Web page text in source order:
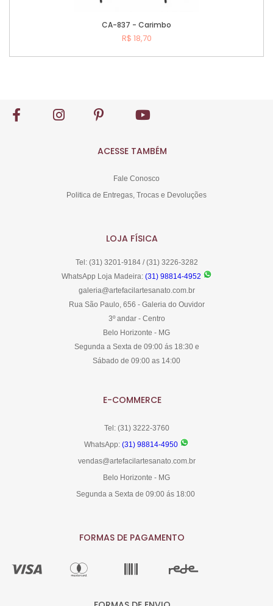
CA-837 - Carimbo
R$ 18,70
ACESSE TAMBÉM
Fale Conosco
Politica de Entregas, Trocas e Devoluções
LOJA FÍSICA
Tel: (31) 3201-9184 / (31) 3226-3282
WhatsApp Loja Madeira: (31) 98814-4952
galeria@artefacilartesanato.com.br
Rua São Paulo, 656 - Galeria do Ouvidor
3º andar - Centro
Belo Horizonte - MG
Segunda a Sexta de 09:00 ás 18:30 e
Sábado de 09:00 as 14:00
E-COMMERCE
Tel: (31) 3222-3760
WhatsApp: (31) 98814-4950
vendas@artefacilartesanato.com.br
Belo Horizonte - MG
Segunda a Sexta de 09:00 ás 18:00
FORMAS DE PAGAMENTO